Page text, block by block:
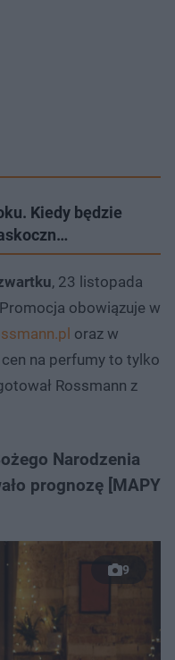
Kiedy będzie
, 23 listopada
obowiązuje w
oraz w
na perfumy to tylko
Rossmann z
Narodzenia
prognozę [MAPY
9